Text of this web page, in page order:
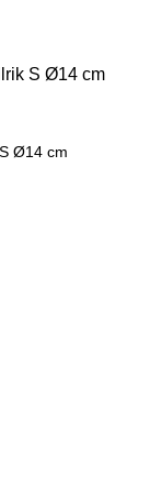
Ø14 cm